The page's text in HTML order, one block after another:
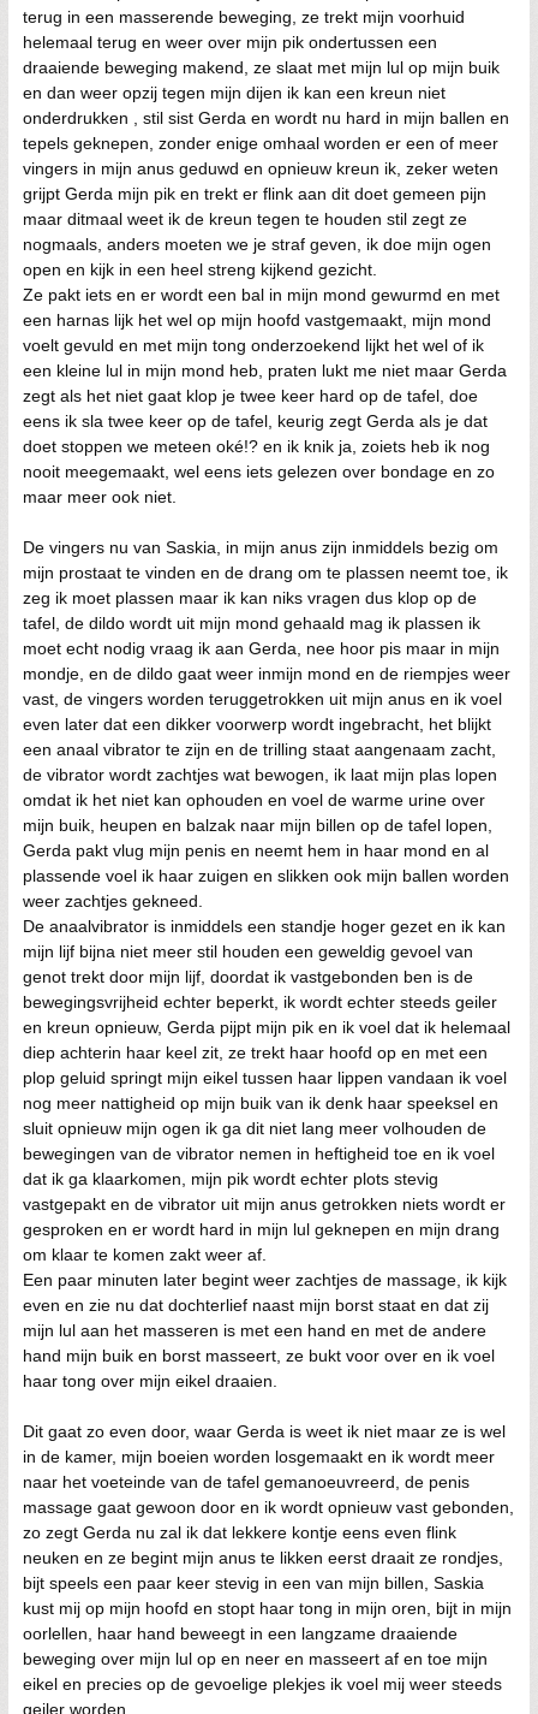
terug in een masserende beweging, ze trekt mijn voorhuid
helemaal terug en weer over mijn pik ondertussen een
draaiende beweging makend, ze slaat met mijn lul op mijn buik
en dan weer opzij tegen mijn dijen ik kan een kreun niet
onderdrukken , stil sist Gerda en wordt nu hard in mijn ballen en
tepels geknepen, zonder enige omhaal worden er een of meer
vingers in mijn anus geduwd en opnieuw kreun ik, zeker weten
grijpt Gerda mijn pik en trekt er flink aan dit doet gemeen pijn
maar ditmaal weet ik de kreun tegen te houden stil zegt ze
nogmaals, anders moeten we je straf geven, ik doe mijn ogen
open en kijk in een heel streng kijkend gezicht.
Ze pakt iets en er wordt een bal in mijn mond gewurmd en met
een harnas lijk het wel op mijn hoofd vastgemaakt, mijn mond
voelt gevuld en met mijn tong onderzoekend lijkt het wel of ik
een kleine lul in mijn mond heb, praten lukt me niet maar Gerda
zegt als het niet gaat klop je twee keer hard op de tafel, doe
eens ik sla twee keer op de tafel, keurig zegt Gerda als je dat
doet stoppen we meteen oké!? en ik knik ja, zoiets heb ik nog
nooit meegemaakt, wel eens iets gelezen over bondage en zo
maar meer ook niet.
De vingers nu van Saskia, in mijn anus zijn inmiddels bezig om
mijn prostaat te vinden en de drang om te plassen neemt toe, ik
zeg ik moet plassen maar ik kan niks vragen dus klop op de
tafel, de dildo wordt uit mijn mond gehaald mag ik plassen ik
moet echt nodig vraag ik aan Gerda, nee hoor pis maar in mijn
mondje, en de dildo gaat weer inmijn mond en de riempjes weer
vast, de vingers worden teruggetrokken uit mijn anus en ik voel
even later dat een dikker voorwerp wordt ingebracht, het blijkt
een anaal vibrator te zijn en de trilling staat aangenaam zacht,
de vibrator wordt zachtjes wat bewogen, ik laat mijn plas lopen
omdat ik het niet kan ophouden en voel de warme urine over
mijn buik, heupen en balzak naar mijn billen op de tafel lopen,
Gerda pakt vlug mijn penis en neemt hem in haar mond en al
plassende voel ik haar zuigen en slikken ook mijn ballen worden
weer zachtjes gekneed.
De anaalvibrator is inmiddels een standje hoger gezet en ik kan
mijn lijf bijna niet meer stil houden een geweldig gevoel van
genot trekt door mijn lijf, doordat ik vastgebonden ben is de
bewegingsvrijheid echter beperkt, ik wordt echter steeds geiler
en kreun opnieuw, Gerda pijpt mijn pik en ik voel dat ik helemaal
diep achterin haar keel zit, ze trekt haar hoofd op en met een
plop geluid springt mijn eikel tussen haar lippen vandaan ik voel
nog meer nattigheid op mijn buik van ik denk haar speeksel en
sluit opnieuw mijn ogen ik ga dit niet lang meer volhouden de
bewegingen van de vibrator nemen in heftigheid toe en ik voel
dat ik ga klaarkomen, mijn pik wordt echter plots stevig
vastgepakt en de vibrator uit mijn anus getrokken niets wordt er
gesproken en er wordt hard in mijn lul geknepen en mijn drang
om klaar te komen zakt weer af.
Een paar minuten later begint weer zachtjes de massage, ik kijk
even en zie nu dat dochterlief naast mijn borst staat en dat zij
mijn lul aan het masseren is met een hand en met de andere
hand mijn buik en borst masseert, ze bukt voor over en ik voel
haar tong over mijn eikel draaien.
Dit gaat zo even door, waar Gerda is weet ik niet maar ze is wel
in de kamer, mijn boeien worden losgemaakt en ik wordt meer
naar het voeteinde van de tafel gemanoeuvreerd, de penis
massage gaat gewoon door en ik wordt opnieuw vast gebonden,
zo zegt Gerda nu zal ik dat lekkere kontje eens even flink
neuken en ze begint mijn anus te likken eerst draait ze rondjes,
bijt speels een paar keer stevig in een van mijn billen, Saskia
kust mij op mijn hoofd en stopt haar tong in mijn oren, bijt in mijn
oorlellen, haar hand beweegt in een langzame draaiende
beweging over mijn lul op en neer en masseert af en toe mijn
eikel en precies op de gevoelige plekjes ik voel mij weer steeds
geiler worden.